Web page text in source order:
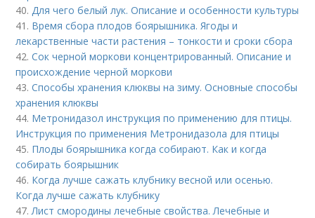
40.Для чего белый лук. Описание и особенности культуры
41. Время сбора плодов боярышника. Ягоды и
лекарственные части растения – тонкости и сроки сбора
42.Сок черной моркови концентрированный. Описание и
происхождение черной моркови
43.Способы хранения клюквы на зиму. Основные способы
хранения клюквы
44. Метронидазол инструкция по применению для птицы.
Инструкция по применения Метронидазола для птицы
45. Плоды боярышника когда собирают. Как и когда
собирать боярышник
46. Когда лучше сажать клубнику весной или осенью.
Когда лучше сажать клубнику
47.Лист смородины лечебные свойства. Лечебные и